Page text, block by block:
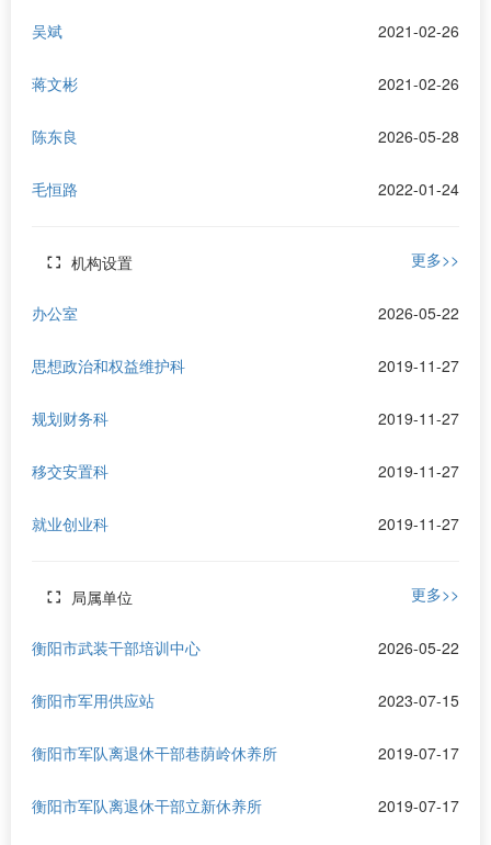
吴斌 2021-02-26
蒋文彬 2021-02-26
陈东良 2026-05-28
毛恒路 2022-01-24
机构设置 更多>>
办公室 2026-05-22
思想政治和权益维护科 2019-11-27
规划财务科 2019-11-27
移交安置科 2019-11-27
就业创业科 2019-11-27
局属单位 更多>>
衡阳市武装干部培训中心 2026-05-22
衡阳市军用供应站 2023-07-15
衡阳市军队离退休干部巷荫岭休养所 2019-07-17
衡阳市军队离退休干部立新休养所 2019-07-17